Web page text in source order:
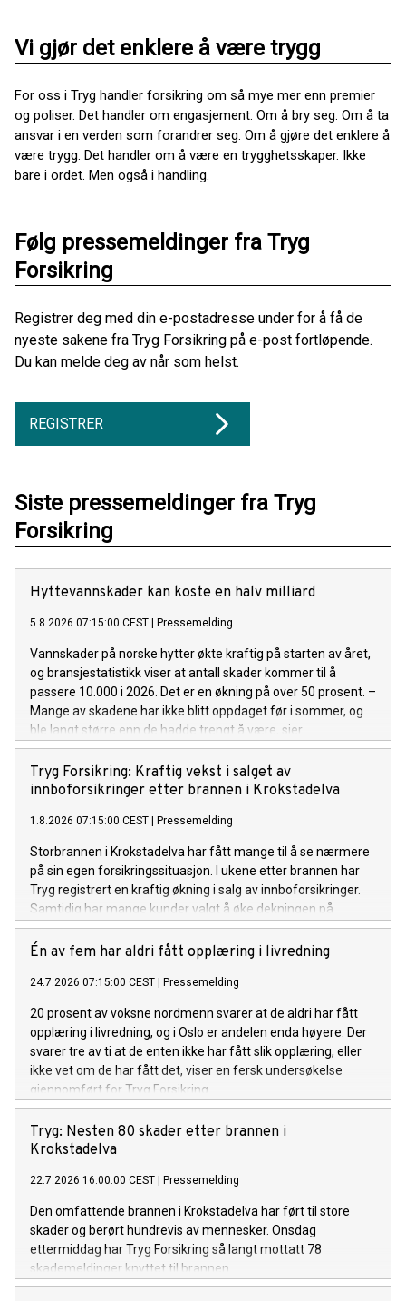
Vi gjør det enklere å være trygg
For oss i Tryg handler forsikring om så mye mer enn premier
og poliser. Det handler om engasjement. Om å bry seg. Om å ta
ansvar i en verden som forandrer seg. Om å gjøre det enklere å
være trygg. Det handler om å være en trygghetsskaper. Ikke
bare i ordet. Men også i handling.
Følg pressemeldinger fra Tryg
Forsikring
Registrer deg med din e-postadresse under for å få de
nyeste sakene fra Tryg Forsikring på e-post fortløpende.
Du kan melde deg av når som helst.
REGISTRER
Siste pressemeldinger fra Tryg
Forsikring
Hyttevannskader kan koste en halv milliard
5.8.2026 07:15:00 CEST Pressemelding
Vannskader på norske hytter økte kraftig på starten av året,
og bransjestatistikk viser at antall skader kommer til å
passere 10.000 i 2026. Det er en økning på over 50 prosent. –
Mange av skadene har ikke blitt oppdaget før i sommer, og
ble langt større enn de hadde trengt å være, sier
kommunikasjonsrådgiver Espen Borge i Tryg Forsikring.
Tryg Forsikring: Kraftig vekst i salget av
innboforsikringer etter brannen i Krokstadelva
1.8.2026 07:15:00 CEST Pressemelding
Storbrannen i Krokstadelva har fått mange til å se nærmere
på sin egen forsikringssituasjon. I ukene etter brannen har
Tryg registrert en kraftig økning i salg av innboforsikringer.
Samtidig har mange kunder valgt å øke dekningen på
innboforsikringen de allerede har.
Én av fem har aldri fått opplæring i livredning
24.7.2026 07:15:00 CEST Pressemelding
20 prosent av voksne nordmenn svarer at de aldri har fått
opplæring i livredning, og i Oslo er andelen enda høyere. Der
svarer tre av ti at de enten ikke har fått slik opplæring, eller
ikke vet om de har fått det, viser en fersk undersøkelse
gjennomført for Tryg Forsikring.
Tryg: Nesten 80 skader etter brannen i
Krokstadelva
22.7.2026 16:00:00 CEST Pressemelding
Den omfattende brannen i Krokstadelva har ført til store
skader og berørt hundrevis av mennesker. Onsdag
ettermiddag har Tryg Forsikring så langt mottatt 78
skademeldinger knyttet til brannen.